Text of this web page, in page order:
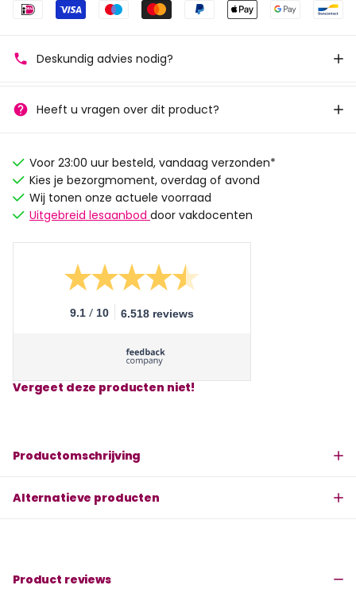
Deskundig advies nodig?
Heeft u vragen over dit product?
Voor 23:00 uur besteld, vandaag verzonden*
Kies je bezorgmoment, overdag of avond
Wij tonen onze actuele voorraad
Uitgebreid lesaanbod door vakdocenten
9.1 / 10 6.518 reviews
Vergeet deze producten niet!
Productomschrijving
Alternatieve producten
Product reviews